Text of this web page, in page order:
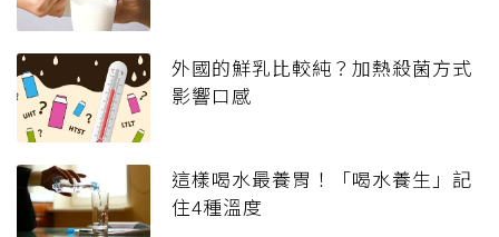
外國的鮮乳比較純？加熱殺菌方式
影響口感
這樣喝水最養胃！「喝水養生」記
住4種溫度